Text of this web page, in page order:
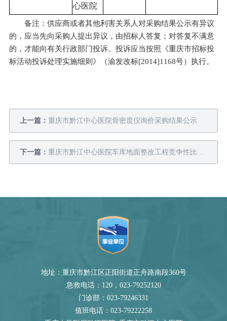
心医院
备注： 供应商或者其他利害关系人对采购结果公示有异议
的，应当先向采购 人提出异议，由招标人答复；对答复不满意
的，才能向有关行政部门投诉。投诉应当按照《重庆市招标投
标活动投诉处理实施细则》（渝发改标[2014]1168号）执行。
上一篇： 重庆市黔江中心医院骨密度仪询价采购结果公示
下一篇： 重庆市黔江中心医院车库地面整改工程竞争性比选邀请书
地址：重庆市黔江区正阳街道正舟路南段360号
急救电话：120，023-79252120
门诊部：023-79246331
值班电话：023-79222258